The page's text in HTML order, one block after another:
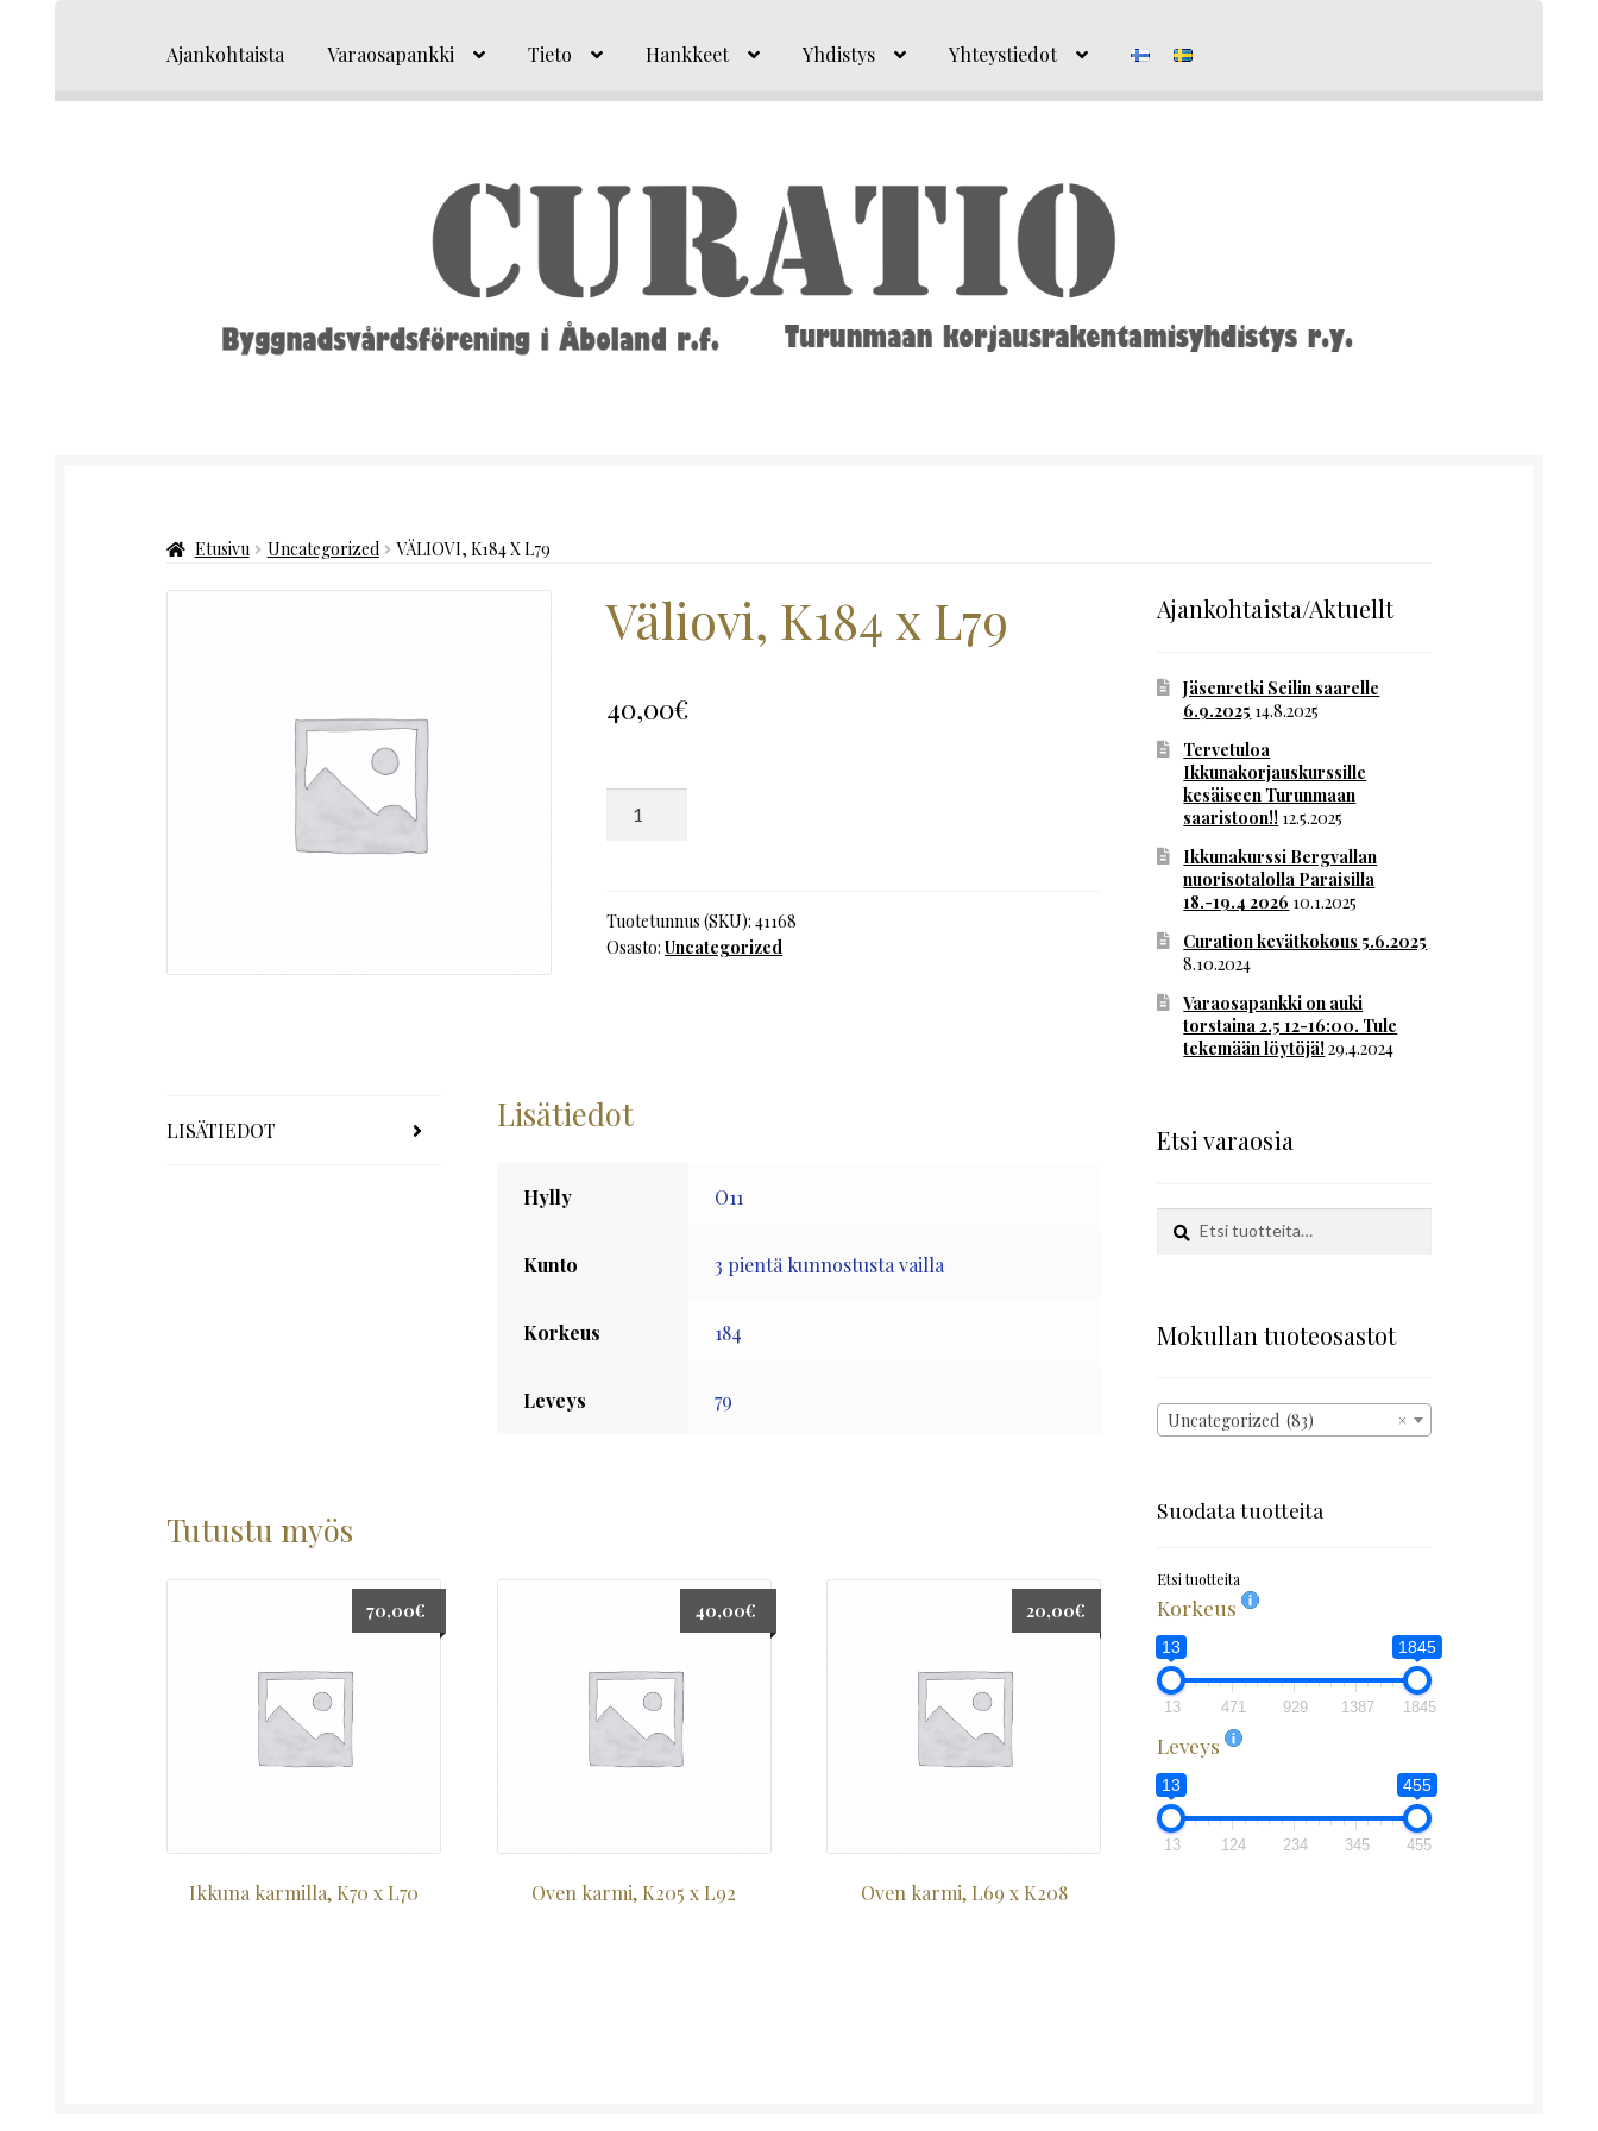
navigointiin
sisältöön
Ajankohtaista Varaosapankki Tieto Hankkeet Yhdistys Yhteystiedot
Etusivu Uncategorized VÄLIOVI, K184 X L79
Väliovi, K184 x L79
40,00€
määrä
Tuotetunnus (SKU):41168
Osasto:Uncategorized
LISÄTIEDOT Lisätiedot
Hylly O11
Kunto 3 pientä kunnostusta vailla
Korkeus 184
Leveys 79
Tutustu myös
Ikkuna karmilla, K70 x L70
70,00€
Oven karmi, K205 x L92
40,00€
Oven karmi, L69 x K208
20,00€
Ajankohtaista/Aktuellt
Jäsenretki Seilin saarelle
6.9.2025 14.8.2025
Tervetuloa
Ikkunakorjauskurssille
kesäiseen Turunmaan
saaristoon!! 12.5.2025
Ikkunakurssi Bergvallan
nuorisotalolla Paraisilla
18.-19.4 2026 10.1.2025
Curation kevätkokous 5.6.2025
8.10.2024
Varaosapankki on auki
torstaina 2.5 12-16:00. Tule
tekemään löytöjä!29.4.2024
Etsi varaosia
Etsi:
Haku
Mokullan tuoteosastot
×
Uncategorized (83)
Suodata tuotteita
Etsi tuotteita
Korkeus
13 1845
13 471 929 1387 1845
Leveys
13 455
13 124 234 345 455